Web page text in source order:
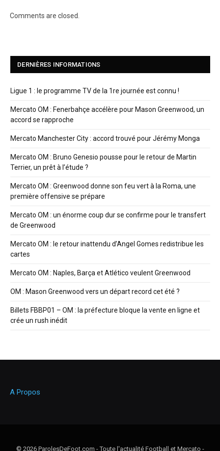
Comments are closed.
DERNIÈRES INFORMATIONS
Ligue 1 : le programme TV de la 1re journée est connu !
Mercato OM : Fenerbahçe accélère pour Mason Greenwood, un
accord se rapproche
Mercato Manchester City : accord trouvé pour Jérémy Monga
Mercato OM : Bruno Genesio pousse pour le retour de Martin
Terrier, un prêt à l’étude ?
Mercato OM : Greenwood donne son feu vert à la Roma, une
première offensive se prépare
Mercato OM : un énorme coup dur se confirme pour le transfert
de Greenwood
Mercato OM : le retour inattendu d’Angel Gomes redistribue les
cartes
Mercato OM : Naples, Barça et Atlético veulent Greenwood
OM : Mason Greenwood vers un départ record cet été ?
Billets FBBP01 – OM : la préfecture bloque la vente en ligne et
crée un rush inédit
A Propos
© 2026 ParolesDeFoot.com - Toute l'actualité Football et Mercato -